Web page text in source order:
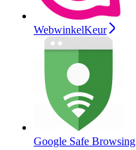
WebwinkelKeur
Google Safe Browsing